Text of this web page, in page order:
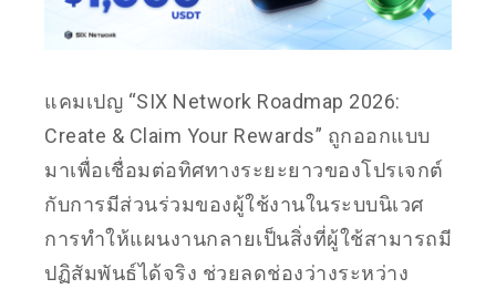
แคมเปญ “SIX Network Roadmap 2026:
Create & Claim Your Rewards” ถูกออกแบบ
มาเพื่อเชื่อมต่อทิศทางระยะยาวของโปรเจกต์
กับการมีส่วนร่วมของผู้ใช้งานในระบบนิเวศ
การทำให้แผนงานกลายเป็นสิ่งที่ผู้ใช้สามารถมี
ปฏิสัมพันธ์ได้จริง ช่วยลดช่องว่างระหว่าง